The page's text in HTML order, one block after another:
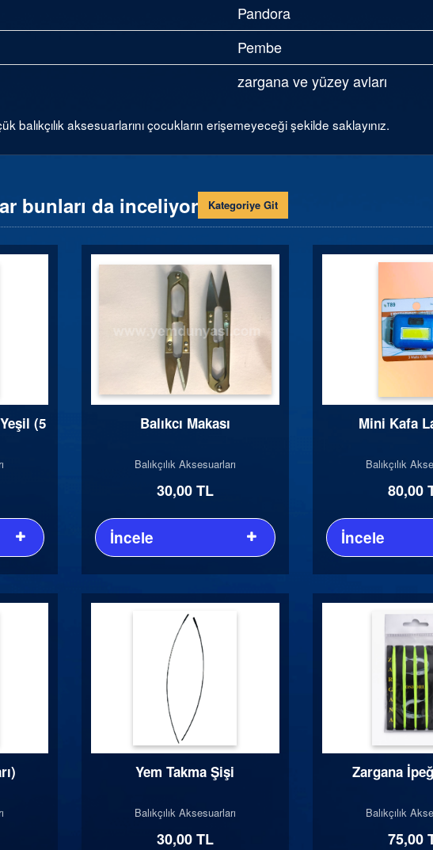
Pandora
Pembe
zargana ve yüzey avları
balıkçılık aksesuarlarını çocukların erişemeyeceği şekilde saklayınız.
bunları da inceliyor Kategoriye Git
(5
Balıkcı Makası
Balıkçılık Aksesuarları
30,00 TL
İncele
Mini Kafa
Balıkçılık
80,00
İncele
Yem Takma Şişi
Balıkçılık Aksesuarları
30,00 TL
Zargana
Balıkçılık
75,00